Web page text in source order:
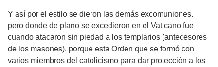
Y así por el estilo se dieron las demás excomuniones,
pero donde de plano se excedieron en el Vaticano fue
cuando atacaron sin piedad a los templarios (antecesores
de los masones), porque esta Orden que se formó con
varios miembros del catolicismo para dar protección a los